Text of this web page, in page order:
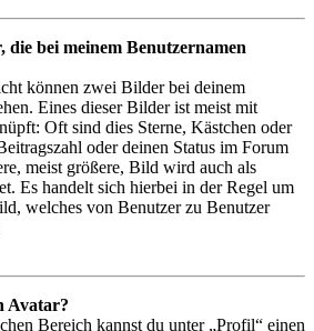
die bei meinem Benutzernamen
können zwei Bilder bei deinem
Eines dieser Bilder ist meist mit
Oft sind dies Sterne, Kästchen oder
oder deinen Status im Forum
meist größere, Bild wird auch als
Es handelt sich hierbei in der Regel um
welches von Benutzer zu Benutzer
Avatar?
Bereich kannst du unter „Profil“ einen